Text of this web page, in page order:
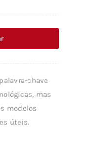
chave
mas
modelos
úteis.